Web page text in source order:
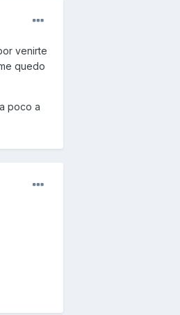
venirte
quedo
poco a